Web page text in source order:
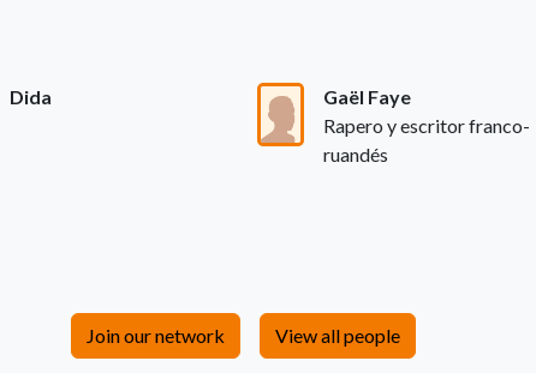
Dida
Gaël Faye
Rapero y escritor franco-
ruandés
Join our network View all people